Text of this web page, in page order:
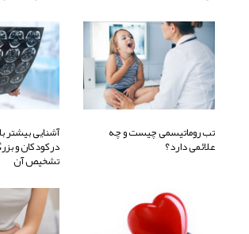
تب روماتیسمی چیست و چه
علائمی دارد؟
آشنایی بیشتر
درکودکان و
تشخیص آن